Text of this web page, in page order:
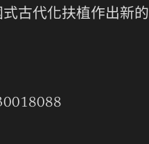
古代化扶植作出新